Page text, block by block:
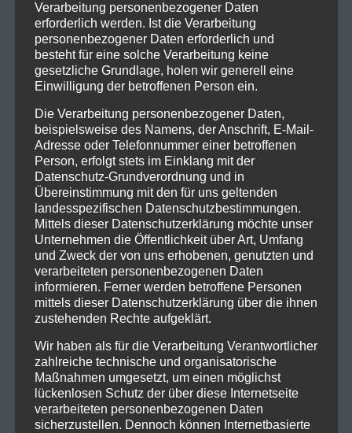
Verarbeitung personenbezogener Daten
erforderlich werden. Ist die Verarbeitung
personenbezogener Daten erforderlich und
besteht für eine solche Verarbeitung keine
gesetzliche Grundlage, holen wir generell eine
Einwilligung der betroffenen Person ein.
Die Verarbeitung personenbezogener Daten,
beispielsweise des Namens, der Anschrift, E-Mail-
Adresse oder Telefonnummer einer betroffenen
Person, erfolgt stets im Einklang mit der
Datenschutz-Grundverordnung und in
Übereinstimmung mit den für uns geltenden
landesspezifischen Datenschutzbestimmungen.
Mittels dieser Datenschutzerklärung möchte unser
Unternehmen die Öffentlichkeit über Art, Umfang
und Zweck der von uns erhobenen, genutzten und
verarbeiteten personenbezogenen Daten
informieren. Ferner werden betroffene Personen
mittels dieser Datenschutzerklärung über die ihnen
zustehenden Rechte aufgeklärt.
Wir haben als für die Verarbeitung Verantwortlicher
zahlreiche technische und organisatorische
Maßnahmen umgesetzt, um einen möglichst
lückenlosen Schutz der über diese Internetseite
verarbeiteten personenbezogenen Daten
sicherzustellen. Dennoch können Internetbasierte